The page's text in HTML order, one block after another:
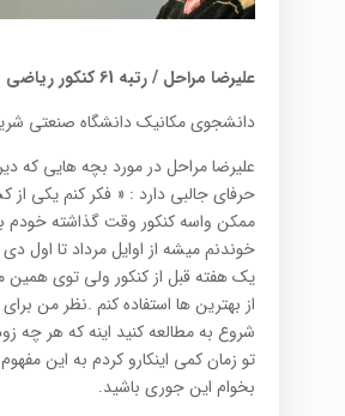
علیرضا مراحل / رتبه 61 کنکور ریاضی
دانشجوي مكانيك دانشگاه صنعتي
علیرضا مراحل در مورد بچه هایی که
حرفای جالبی دارد : « فكر كنم يكي از
ممكن واسه كنكور وقت گذاشته
يک هفته قبل از كنكور ولی توی
از بهترین ها استفاده کنم .نظر من
شروع به مطالعه كنيد اينه كه هر چه
تو زمان كمي اينكارو كردم به این
بخوام اين جوري باشيد.